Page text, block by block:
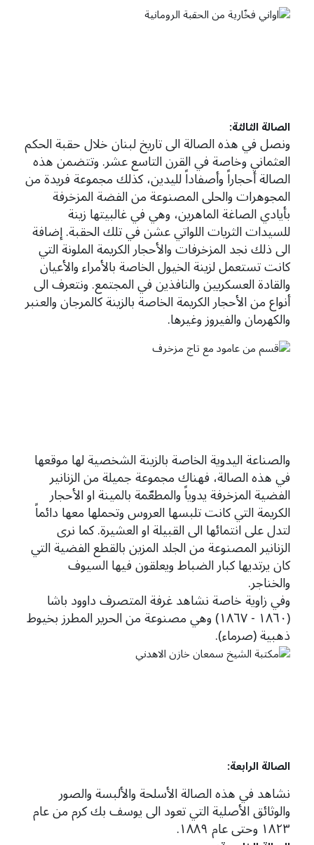
الصالة الثالثة:
ونصل في هذه الصالة الى تاريخ لبنان خلال حقبة الحكم
العثماني وخاصة في القرن التاسع عشر. وتتضمن هذه
الصالة أحجاراً وأصفاداً لليدين، كذلك مجموعة فريدة من
المجوهرات والحلى المصنوعة من الفضة المزخرفة
بأيادي الصاغة الماهرين، وهي في غالبيتها زينة
للسيدات الثريات اللواتي عشن في تلك الحقبة. إضافة
الى ذلك نجد المزخرفات والأحجار الكريمة الملونة التي
كانت تستعمل لزينة الخيول الخاصة بالأمراء والأعيان
والقادة العسكريين والنافذين في المجتمع. ونتعرف الى
أنواع من الأحجار الكريمة الخاصة بالزينة كالمرجان والعنبر
والكهرمان والفيروز وغيرها.
والصناعة اليدوية الخاصة بالزينة الشخصية لها موقعها
في هذه الصالة، فهناك مجموعة جميلة من الزنانير
الفضية المزخرفة يدوياً والمطعّمة بالمينة او الأحجار
الكريمة التي كانت تلبسها العروس وتحملها معها دائماً
لتدل على انتمائها الى القبيلة او العشيرة. كما نرى
الزنانير المصنوعة من الجلد المزين بالقطع الفضية التي
كان يرتديها كبار الضباط ويعلقون فيها السيوف
والخناجر.
وفي زاوية خاصة نشاهد غرفة المتصرف داوود باشا
(١٨٦٠ - ١٨٦٧) وهي مصنوعة من الحرير المطرز بخيوط
ذهبية (صرماء).
الصالة الرابعة:
نشاهد في هذه الصالة الأسلحة والألبسة والصور
والوثائق الأصلية التي تعود الى يوسف بك كرم من عام
١٨٢٣ وحتى عام ١٨٨٩.